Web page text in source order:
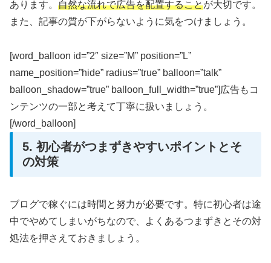
あります。 自然な流れで広告を配置することが大切です。
また、記事の質が下がらないように気をつけましょう。
[word_balloon id=”2″ size=”M” position=”L”
name_position=”hide” radius=”true” balloon=”talk”
balloon_shadow=”true” balloon_full_width=”true”]広告もコ
ンテンツの一部と考えて丁寧に扱いましょう。
[/word_balloon]
5. 初心者がつまずきやすいポイントとそ
の対策
ブログで稼ぐには時間と努力が必要です。特に初心者は途
中でやめてしまいがちなので、よくあるつまずきとその対
処法を押さえておきましょう。